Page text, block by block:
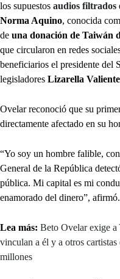
los supuestos audios filtrados
Norma Aquino, conocida
de una donación de Taiwán
que circularon en redes
beneficiarios el presidente del
legisladores Lizarella Valiente
Ovelar reconoció que su
directamente afectado en su
“Yo soy un hombre falible,
General de la República
pública. Mi capital es mi
enamorado del dinero”, afirmó.
Lea más: Beto Ovelar exige a
vinculan a él y a otros
millones